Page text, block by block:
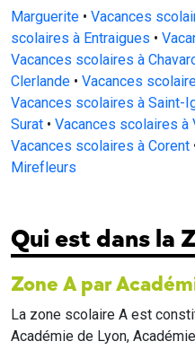
Marguerite • Vacances
scolaires à Entraigues •
Vacances scolaires à
Clerlande • Vacances
Vacances scolaires à Saint-
Surat • Vacances scolaires
Vacances scolaires à Corent
Mirefleurs
Qui est dans la
Zone A par
La zone scolaire A est
Académie de Lyon,